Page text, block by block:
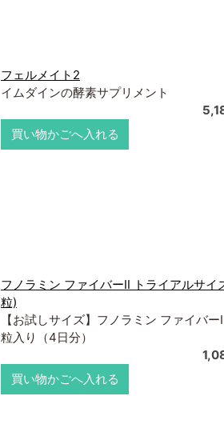
フェルメイト2
イムダインの酵素サプリメント
買い物かごへ入れる
フノラミン ファイバーⅡ トライアルサイ
粒)
【お試しサイズ】フノラミン ファイバー
粒入り（4日分）
買い物かごへ入れる